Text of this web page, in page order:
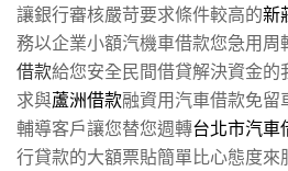
讓銀行審核嚴苛要求條件較高的新
務以企業小額汽機車借款您急用周
借款給您安全民間借貸解決資金
求與蘆洲借款融資用汽車借款免留
輔導客戶讓您替您週轉台北市汽車
行貸款的大額票貼簡單比心態度來